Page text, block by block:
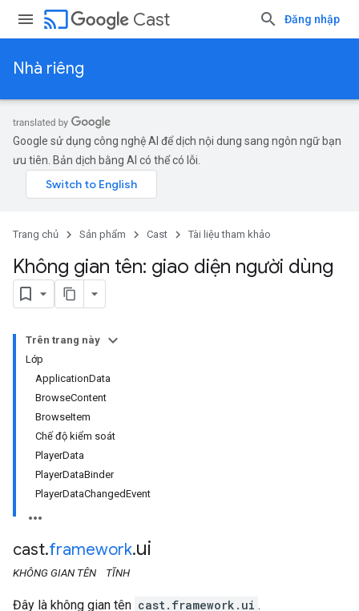
cast Cast Đăng nhập
Nhà riêng
Google sử dụng công nghệ AI để dịch nội dung sang ngôn ngữ bạn
ưu tiên. Bản dịch bằng AI có thể có lỗi.
Trang chủ Sản phẩm Cast Tài liệu tham khảo
Không gian tên: giao diện người dùng
Trên trang này
Lớp
ApplicationData
BrowseContent
BrowseItem
Chế độ kiểm soát
PlayerData
PlayerDataBinder
PlayerDataChangedEvent
cast.framework.ui
KHÔNG GIAN TÊN TĨNH
Đây là không gian tên cast.framework.ui .